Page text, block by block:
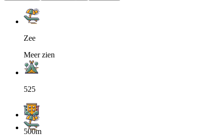
Zee
Meer zien
525
500m